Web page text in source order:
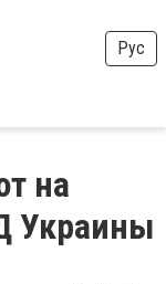
Рус
на
Украины